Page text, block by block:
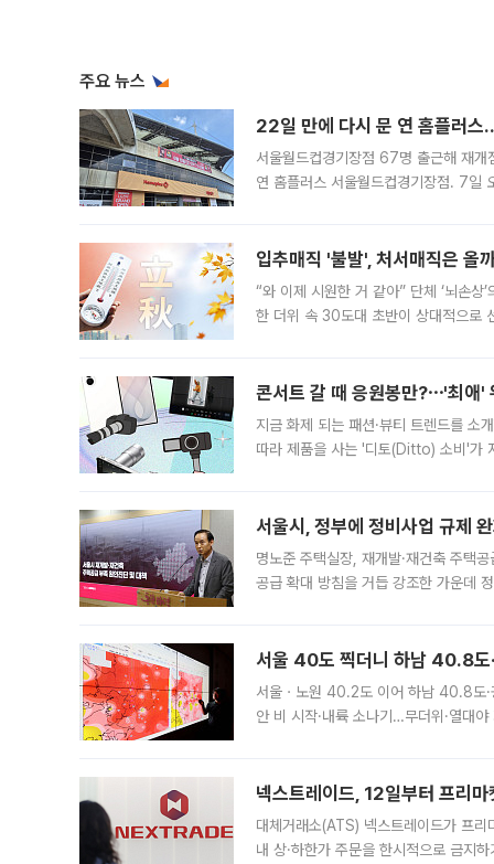
주요 뉴스
22일 만에 다시 문 연 홈플러스
서울월드컵경기장점 67명 출근해 재
연 홈플러스 서울월드컵경기장점. 7일
입추매직 '불발', 처서매직은 올
“와 이제 시원한 거 같아” 단체 ‘뇌손
한 더위 속 30도대 초반이 상대적으로
콘서트 갈 때 응원봉만?⋯'최애'
지금 화제 되는 패션·뷰티 트렌드를 소
따라 제품을 사는 '디토(Ditto) 소비'가
서울시, 정부에 정비사업 규제
명노준 주택실장, 재개발·재건축 주택
공급 확대 방침을 거듭 강조한 가운데
서울 40도 찍더니 하남 40.8
서울ㆍ노원 40.2도 이어 하남 40.8도
안 비 시작·내륙 소나기…무더위·열대
넥스트레이드, 12일부터 프리
대체거래소(ATS) 넥스트레이드가 프
내 상·하한가 주문을 한시적으로 금지